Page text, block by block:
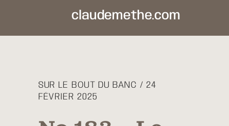
claudemethe.com
SUR LE BOUT DU BANC / 24
FÉVRIER 2025